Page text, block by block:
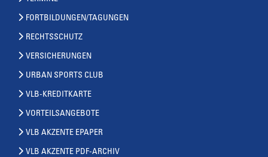
FORTBILDUNGEN/TAGUNGEN
RECHTSSCHUTZ
VERSICHERUNGEN
URBAN SPORTS CLUB
VLB-KREDITKARTE
VORTEILSANGEBOTE
VLB AKZENTE EPAPER
VLB AKZENTE PDF-ARCHIV